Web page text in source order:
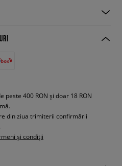
peste 400 RON și doar 18 RON
din ziua trimiterii confirmării
și condiții